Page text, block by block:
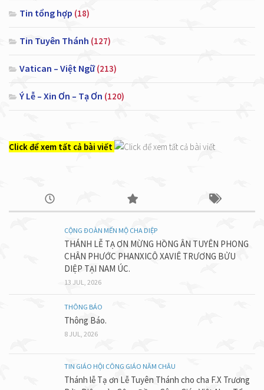
Tin tổng hợp (18)
Tin Tuyên Thánh (127)
Vatican – Việt Ngữ(213)
Ý Lễ – Xin Ơn – Tạ Ơn (120)
Click để xem tất cả bài viết
CỘNG ĐOÀN MẾN MỘ CHA DIỆP
THÁNH LỄ TẠ ƠN MỪNG HỒNG ÂN TUYÊN PHONG
CHÂN PHƯỚC PHANXICÔ XAVIÊ TRƯƠNG BỬU
DIỆP TẠI NAM ÚC.
13 JUL, 2026
THÔNG BÁO
Thông Báo.
8 JUL, 2026
TIN GIÁO HỘI CÔNG GIÁO NĂM CHÂU
Thánh lễ Tạ ơn Lễ Tuyên Thánh cho cha F.X Trương